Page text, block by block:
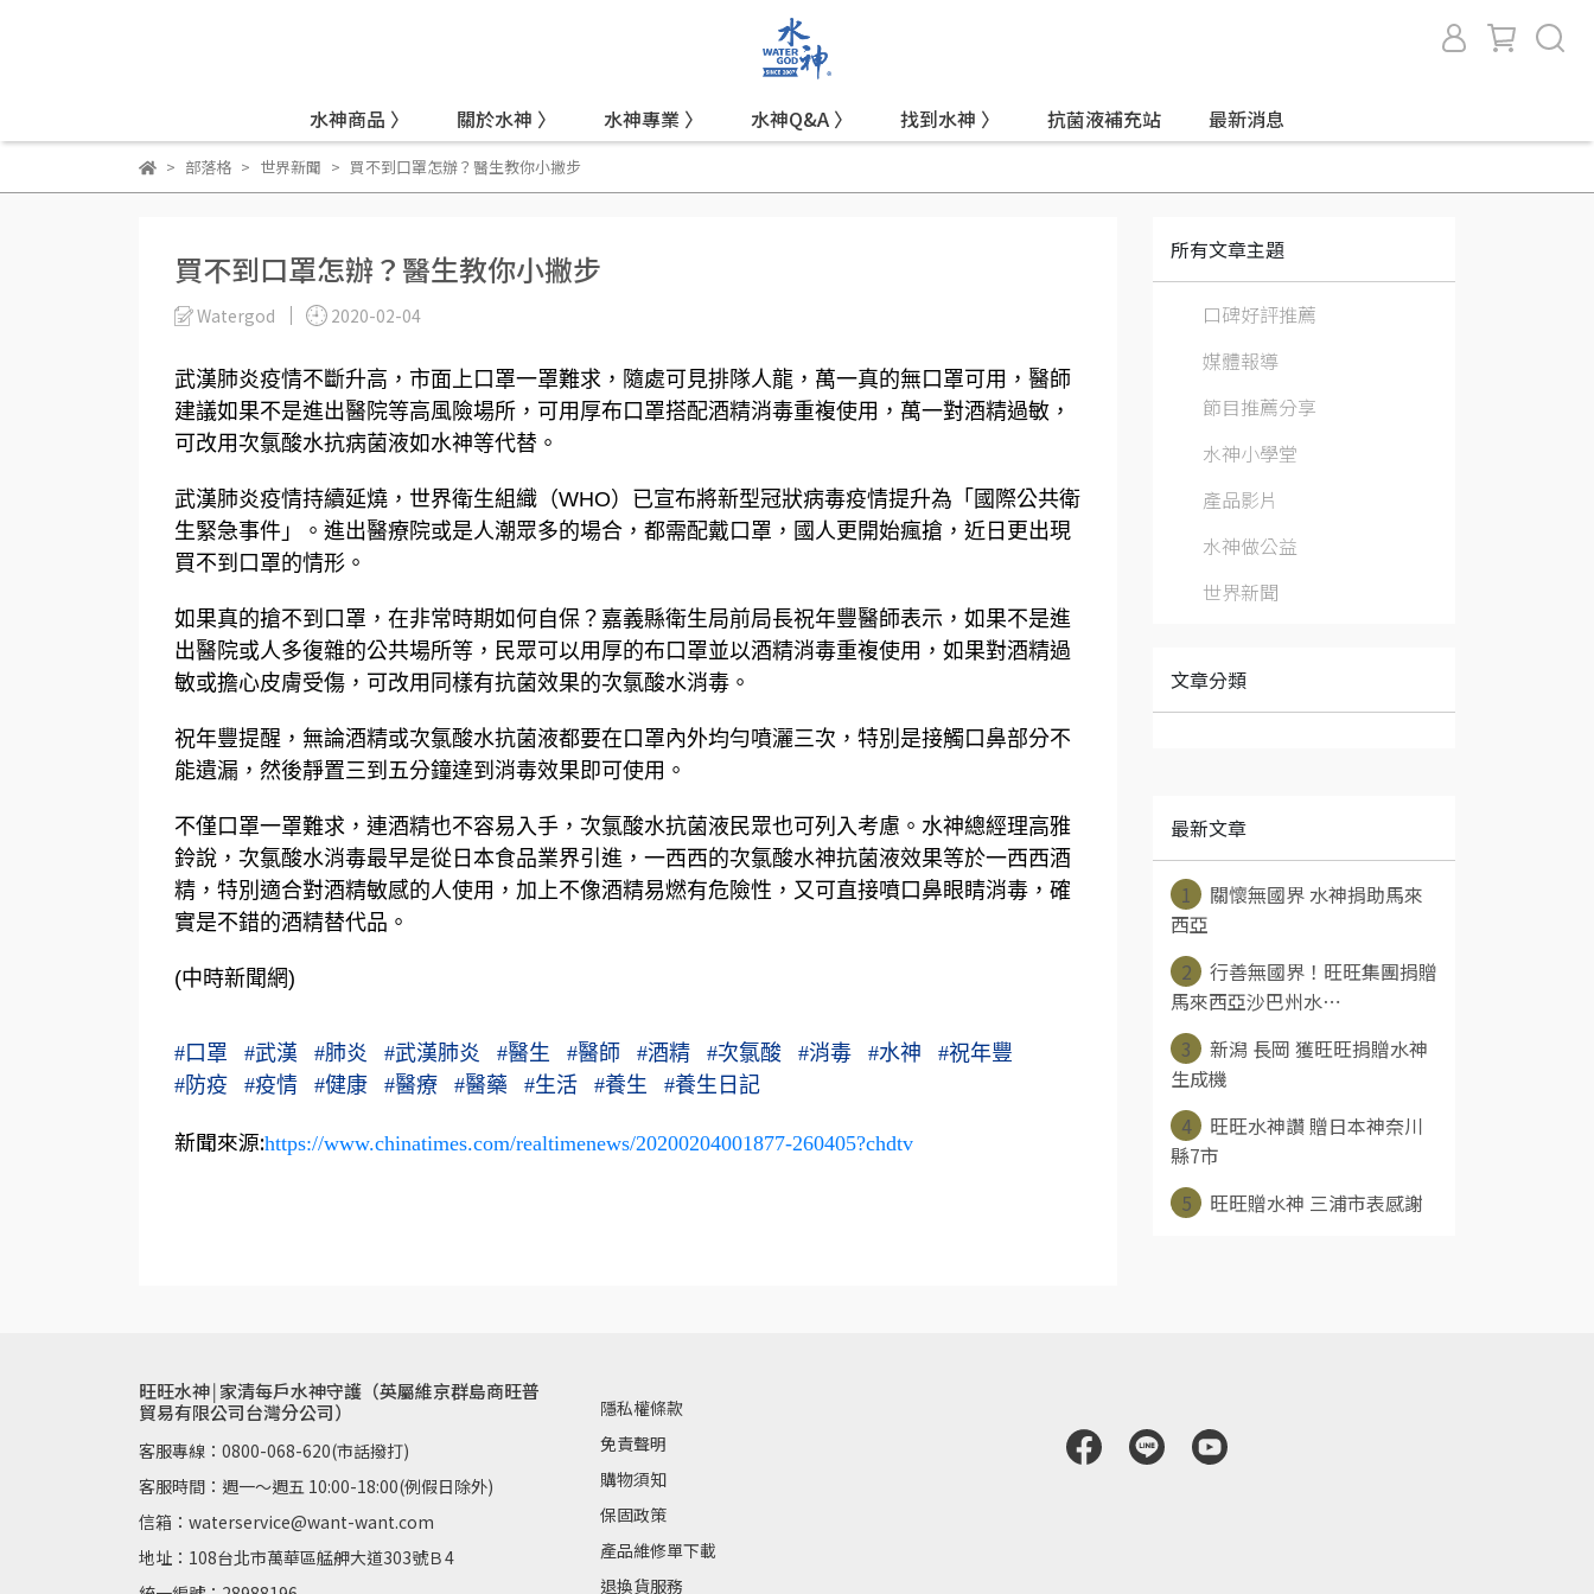
水神商品 〉 關於水神 〉 水神專業 〉 水神Q&A 〉 找到水神 〉 抗菌液補充站 最新消息
部落格 世界新聞 買不到口罩怎辦？醫生教你小撇步
買不到口罩怎辦？醫生教你小撇步
Watergod 2020-02-04
武漢肺炎疫情不斷升高，市面上口罩一罩難求，隨處可見排隊人龍，萬一真的無口罩可用，醫師
建議如果不是進出醫院等高風險場所，可用厚布口罩搭配酒精消毒重複使用，萬一對酒精過敏，
可改用次氯酸水抗病菌液如水神等代替。
武漢肺炎疫情持續延燒，世界衛生組織（WHO）已宣布將新型冠狀病毒疫情提升為「國際公共衛
生緊急事件」。進出醫療院或是人潮眾多的場合，都需配戴口罩，國人更開始瘋搶，近日更出現
買不到口罩的情形。
如果真的搶不到口罩，在非常時期如何自保？嘉義縣衛生局前局長祝年豐醫師表示，如果不是進
出醫院或人多復雜的公共場所等，民眾可以用厚的布口罩並以酒精消毒重複使用，如果對酒精過
敏或擔心皮膚受傷，可改用同樣有抗菌效果的次氯酸水消毒。
祝年豐提醒，無論酒精或次氯酸水抗菌液都要在口罩內外均勻噴灑三次，特別是接觸口鼻部分不
能遺漏，然後靜置三到五分鐘達到消毒效果即可使用。
不僅口罩一罩難求，連酒精也不容易入手，次氯酸水抗菌液民眾也可列入考慮。水神總經理高雅
鈴說，次氯酸水消毒最早是從日本食品業界引進，一西西的次氯酸水神抗菌液效果等於一西西酒
精，特別適合對酒精敏感的人使用，加上不像酒精易燃有危險性，又可直接噴口鼻眼睛消毒，確
實是不錯的酒精替代品。
(中時新聞網)
#口罩 #武漢 #肺炎 #武漢肺炎 #醫生 #醫師 #酒精 #次氯酸 #消毒 #水神 #祝年豐
#防疫 #疫情 #健康 #醫療 #醫藥 #生活 #養生 #養生日記
新聞來源:https://www.chinatimes.com/realtimenews/20200204001877-260405?chdtv
所有文章主題
口碑好評推薦
媒體報導
節目推薦分享
水神小學堂
產品影片
水神做公益
世界新聞
文章分類
最新文章
1
關懷無國界 水神捐助馬來
西亞
2
行善無國界！旺旺集團捐贈
馬來西亞沙巴州水⋯
3
新潟 長岡 獲旺旺捐贈水神
生成機
4
旺旺水神讚 贈日本神奈川
縣7市
5
旺旺贈水神 三浦市表感謝
旺旺水神￨家清每戶水神守護（英屬維京群島商旺普
貿易有限公司台灣分公司）
客服專線：0800-068-620(市話撥打)
客服時間：週一～週五 10:00-18:00(例假日除外)
信箱：waterservice@want-want.com
地址：108台北市萬華區艋舺大道303號Ｂ4
隱私權條款
免責聲明
購物須知
保固政策
產品維修單下載
退換貨服務